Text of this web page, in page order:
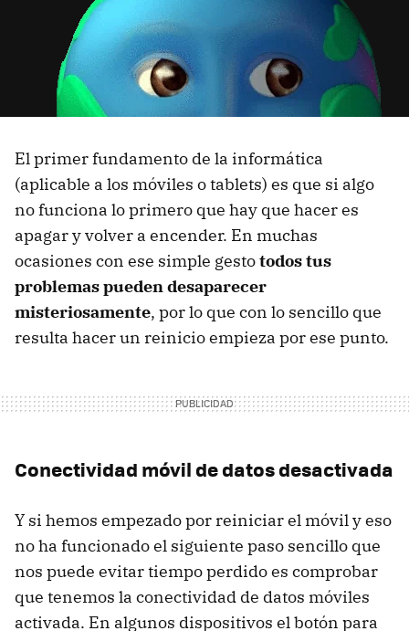
El primer fundamento de la informática
(aplicable a los móviles o tablets) es que si algo
no funciona lo primero que hay que hacer es
apagar y volver a encender. En muchas
ocasiones con ese simple gestotodos tus
problemas pueden desaparecer
misteriosamente, por lo que con lo sencillo que
resulta hacer un reinicio empieza por ese punto.
Conectividad móvil de datos desactivada
Y si hemos empezado por reiniciar el móvil y eso
no ha funcionado el siguiente paso sencillo que
nos puede evitar tiempo perdido es comprobar
que tenemos la conectividad de datos móviles
activada. En algunos dispositivos el botón para